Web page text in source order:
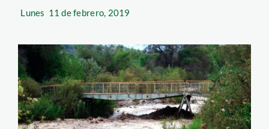
Lunes 11 de febrero, 2019